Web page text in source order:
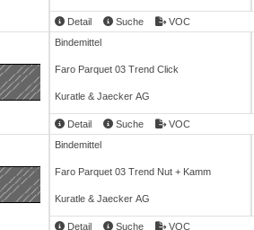
Detail Suche VOC
Bindemittel
Faro Parquet 03 Trend Click
Kuratle & Jaecker AG
Detail Suche VOC
Bindemittel
Faro Parquet 03 Trend Nut + Kamm
Kuratle & Jaecker AG
Detail Suche VOC